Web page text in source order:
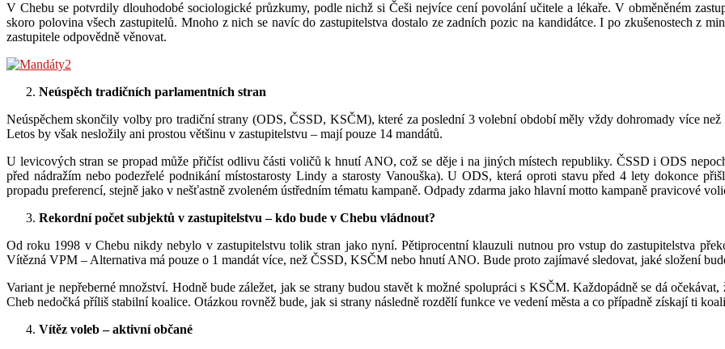
V Chebu se potvrdily dlouhodobé sociologické průzkumy, podle nichž si Češi nejvíce cení povolání učitele a lékaře. V obměněném
skoro polovina všech zastupitelů. Mnoho z nich se navíc do zastupitelstva dostalo ze zadních pozic na kandidátce. I po zkušenostech z
zastupitele odpovědně věnovat.
Neúspěch tradičních parlamentních stran
Neúspěchem skončily volby pro tradiční strany (ODS, ČSSD, KSČM), které za poslední 3 volební období měly vždy dohromady více
Letos by však nesložily ani prostou většinu v zastupitelstvu – mají pouze 14 mandátů.
U levicových stran se propad může přičíst odlivu části voličů k hnutí ANO, což se děje i na jiných místech republiky. ČSSD i ODS
před nádražím nebo podezřelé podnikání místostarosty Lindy a starosty Vanouška). U ODS, která oproti stavu před 4 lety dokonce
propadu preferencí, stejně jako v nešťastně zvoleném ústředním tématu kampaně. Odpady zdarma jako hlavní motto kampaně pravicové
Rekordní počet subjektů v zastupitelstvu – kdo bude v Chebu vládnout?
Od roku 1998 v Chebu nikdy nebylo v zastupitelstvu tolik stran jako nyní. Pětiprocentní klauzuli nutnou pro vstup do zastupitelstva
Vítězná VPM – Alternativa má pouze o 1 mandát více, než ČSSD, KSČM nebo hnutí ANO. Bude proto zajímavé sledovat, jaké složení
Variant je nepřeberné množství. Hodně bude záležet, jak se strany budou stavět k možné spolupráci s KSČM. Každopádně se dá
Cheb nedočká příliš stabilní koalice. Otázkou rovněž bude, jak si strany následně rozdělí funkce ve vedení města a co případně získají ti
Vítěz voleb – aktivní občané